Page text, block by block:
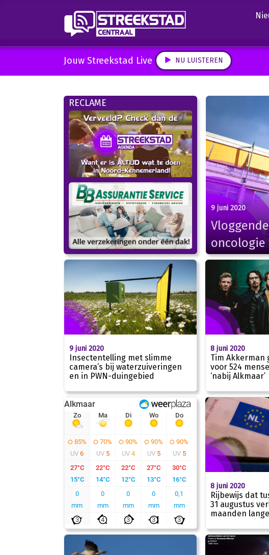
Jouw Streekstad Live NU LUISTEREN
RECLAME
9 juni 2020
oncologie
9 juni 2020
Insectentelling met slimme
camera’s bij waterzuiveringen
en in PWN-duingebied
8 juni 2020
Tim Akkerman
voor 524
‘nabij Alkmaar’
8 juni 2020
Rijbewijs dat
31 augustus
maanden